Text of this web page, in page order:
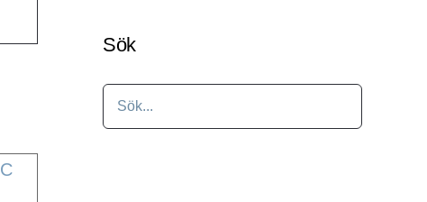
Sök